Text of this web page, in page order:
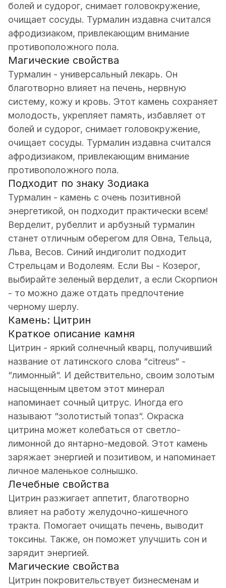
болей и судорог, снимает головокружение,
очищает сосуды. Турмалин издавна считался
афродизиаком, привлекающим внимание
противоположного пола.
Магические свойства
Турмалин - универсальный лекарь. Он
благотворно влияет на печень, нервную
систему, кожу и кровь. Этот камень сохраняет
молодость, укрепляет память, избавляет от
болей и судорог, снимает головокружение,
очищает сосуды. Турмалин издавна считался
афродизиаком, привлекающим внимание
противоположного пола.
Подходит по знаку Зодиака
Турмалин - камень с очень позитивной
энергетикой, он подходит практически всем!
Верделит, рубеллит и арбузный турмалин
станет отличным оберегом для Овна, Тельца,
Льва, Весов. Синий индиголит подходит
Стрельцам и Водолеям. Если Вы - Козерог,
выбирайте зеленый верделит, а если Скорпион
- то можно даже отдать предпочтение
черному шерлу.
Камень: Цитрин
Краткое описание камня
Цитрин - яркий солнечный кварц, получивший
название от латинского слова “citreus“ -
“лимонный“. И действительно, своим золотым
насыщенным цветом этот минерал
напоминает сочный цитрус. Иногда его
называют “золотистый топаз“. Окраска
цитрина может колебаться от светло-
лимонной до янтарно-медовой. Этот камень
заряжает энергией и позитивом, и напоминает
личное маленькое солнышко.
Лечебные свойства
Цитрин разжигает аппетит, благотворно
влияет на работу желудочно-кишечного
тракта. Помогает очищать печень, выводит
токсины. Также, он поможет улучшить сон и
зарядит энергией.
Магические свойства
Цитрин покровительствует бизнесменам и